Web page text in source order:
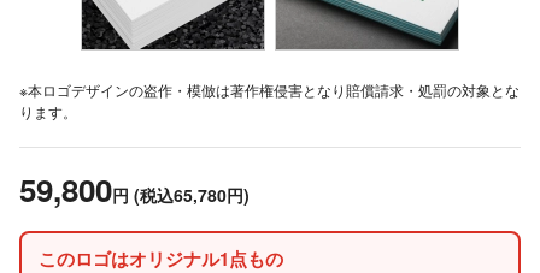
※本ロゴデザインの盗作・模倣は著作権侵害となり賠償請求・処罰の対象とな
ります。
59,800円 (税込65,780円)
このロゴはオリジナル1点もの